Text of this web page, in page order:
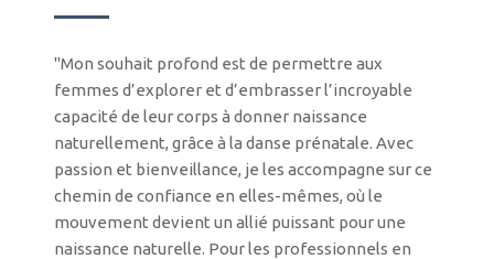
"Mon souhait profond est de permettre aux
femmes d’explorer et d’embrasser l’incroyable
capacité de leur corps à donner naissance
naturellement, grâce à la danse prénatale. Avec
passion et bienveillance, je les accompagne sur ce
chemin de confiance en elles-mêmes, où le
mouvement devient un allié puissant pour une
naissance naturelle. Pour les professionnels en